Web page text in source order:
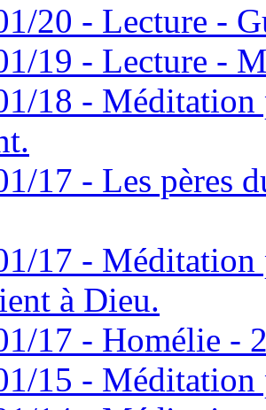
20 - Lecture -
19 - Lecture -
18 - Méditation
17 - Les pères
17 - Méditation
à Dieu.
17 - Homélie -
15 - Méditation